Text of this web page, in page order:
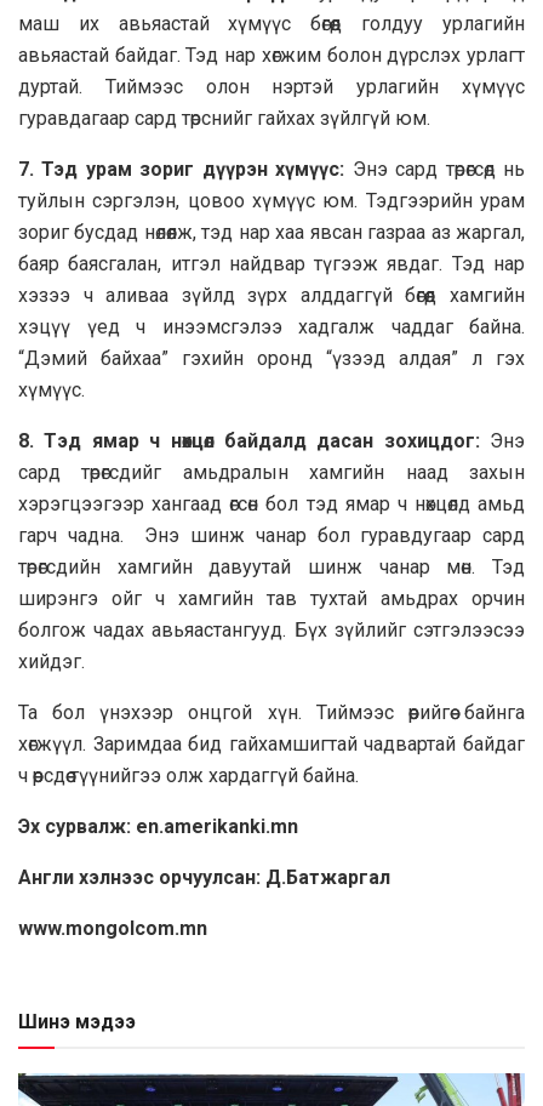
маш их авьяастай хүмүүс бөгөөд голдуу урлагийн
авьяастай байдаг. Тэд нар хөгжим болон дүрслэх урлагт
дуртай. Тиймээс олон нэртэй урлагийн хүмүүс
гуравдагаар сард төрснийг гайхах зүйлгүй юм.
7. Тэд урам зориг дүүрэн хүмүүс: Энэ сард төрөгсөд нь
туйлын сэргэлэн, цовоо хүмүүс юм. Тэдгээрийн урам
зориг бусдад нөлөөлж, тэд нар хаа явсан газраа аз жаргал,
баяр баясгалан, итгэл найдвар түгээж явдаг. Тэд нар
хэзээ ч аливаа зүйлд зүрх алддаггүй бөгөөд хамгийн
хэцүү үед ч инээмсгэлээ хадгалж чаддаг байна.
“Дэмий байхаа” гэхийн оронд “үзээд алдая” л гэх
хүмүүс.
8. Tэд ямар ч нөхцөл байдалд дасан зохицдог:Энэ
сард төрөгсдийг амьдралын хамгийн наад захын
хэрэгцээгээр хангаад өгсөн бол тэд ямар ч нөхцөлд амьд
гарч чадна. Энэ шинж чанар бол гуравдугаар сард
төрөгсдийн хамгийн давуутай шинж чанар мөн. Тэд
ширэнгэ ойг ч хамгийн тав тухтай амьдрах орчин
болгож чадах авьяастангууд. Бүх зүйлийг сэтгэлээсээ
хийдэг.
Та бол үнэхээр онцгой хүн. Тиймээс өөрийгөө байнга
хөгжүүл. Заримдаа бид гайхамшигтай чадвартай байдаг
ч өөрсдөө түүнийгээ олж хардаггүй байна.
Эх сурвалж: en.amerikanki.mn
Англи хэлнээс орчуулсан: Д.Батжаргал
www.mongolcom.mn
Шинэ мэдээ